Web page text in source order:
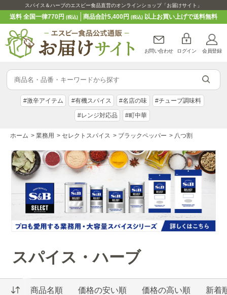
スパイス＆ハーブのエスビー食品直営のオンラインショップ「お届けサイト」
送料 全国一律770円(税込) 商品合計5,400円 (税込)以上お買い上げで送料無料
お問い合わせ ログイン 会員登録
#激辛アイテム #有機スパイス #名店の味 #チューブ調味料
#レンジ対応品 #町中華
ホーム > 業務用 > セレクトスパイス > ブラックペッパー > 八つ割
スパイス・ハーブ
商品名順 価格の安い順 価格の高い順 新着